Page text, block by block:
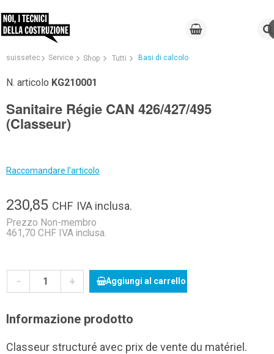
suissetec Service Shop Tutti Basi di calcolo
N. articolo KG210001
Sanitaire Régie CAN 426/427/495
(Classeur)
Raccomandare l'articolo
230,85 CHF IVA inclusa.
Prezzo Non-membro
461,70 CHF IVA inclusa.
- + Aggiungi al carrello
Informazione prodotto
Classeur structuré avec prix de vente du matériel.